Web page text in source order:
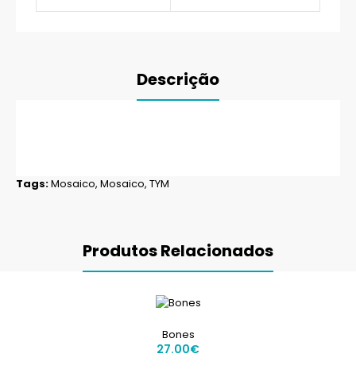
Descrição
Tags:Mosaico, Mosaico, TYM
Produtos Relacionados
Bones
27.00€